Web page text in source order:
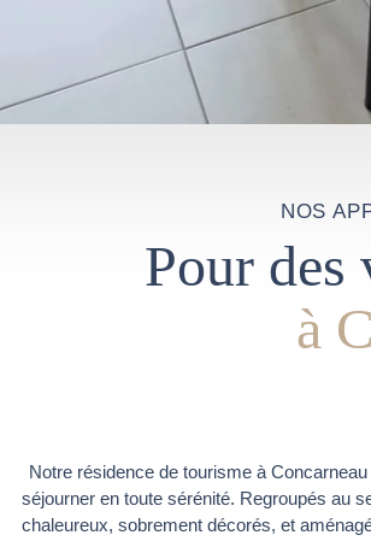
NOS
Pour des
à
Notre résidence de tourisme à
séjourner en toute sérénité. Regroupés au
chaleureux, sobrement décorés, et